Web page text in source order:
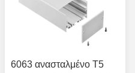
6063 ανασταλμένο T5